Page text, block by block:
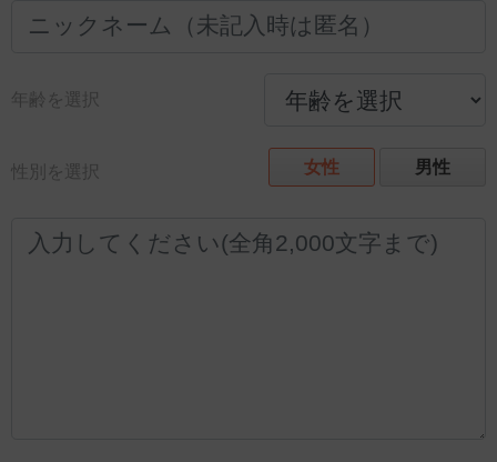
年齢を選択
性別を選択 女性 男性